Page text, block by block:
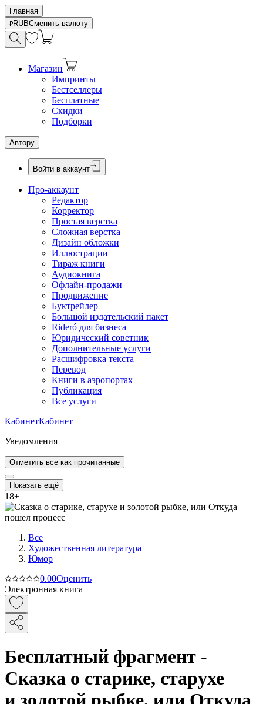
Главная
RUBСменить валюту
Магазин
Импринты
Бестселлеры
Бесплатные
Скидки
Подборки
Автору
Войти в аккаунт
Про-аккаунт
Редактор
Корректор
Простая верстка
Сложная верстка
Дизайн обложки
Иллюстрации
Тираж книги
Аудиокнига
Офлайн-продажи
Продвижение
Буктрейлер
Большой издательский пакет
Rideró для бизнеса
Юридический советник
Дополнительные услуги
Расшифровка текста
Перевод
Книги в аэропортах
Публикация
Все услуги
КабинетКабинет
Уведомления
Отметить все как прочитанные
Показать ещё
18+
Все
Художественная литература
Юмор
0.00Оценить
Электронная книга
Бесплатный фрагмент -
Сказка о старике, старухе